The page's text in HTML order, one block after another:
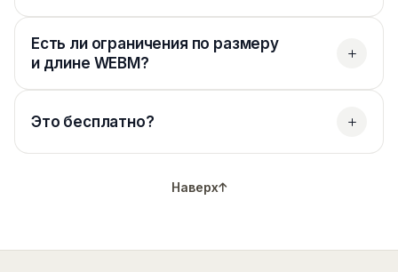
Есть ли ограничения по размеру
и длине WEBM?
Это бесплатно?
Наверх